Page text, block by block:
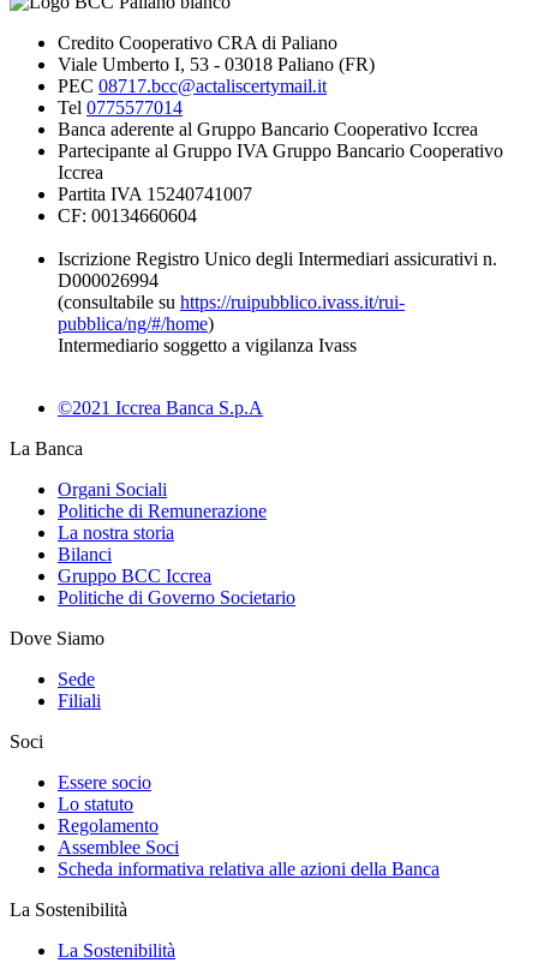
Credito Cooperativo CRA di Paliano
Viale Umberto I, 53 - 03018 Paliano (FR)
PEC 08717.bcc@actaliscertymail.it
Tel 0775577014
Banca aderente al Gruppo Bancario Cooperativo Iccrea
Partecipante al Gruppo IVA Gruppo Bancario Cooperativo
Iccrea
Partita IVA 15240741007
CF: 00134660604
Iscrizione Registro Unico degli Intermediari assicurativi n.
D000026994
(consultabile su https://ruipubblico.ivass.it/rui-
pubblica/ng/#/home)
Intermediario soggetto a vigilanza Ivass
©2021 Iccrea Banca S.p.A
La Banca
Organi Sociali
Politiche di Remunerazione
La nostra storia
Bilanci
Gruppo BCC Iccrea
Politiche di Governo Societario
Dove Siamo
Sede
Filiali
Soci
Essere socio
Lo statuto
Regolamento
Assemblee Soci
Scheda informativa relativa alle azioni della Banca
La Sostenibilità
La Sostenibilità